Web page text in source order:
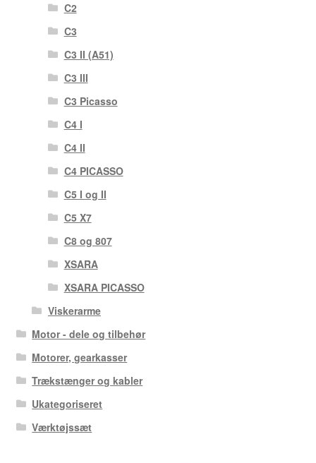
C2
C3
C3 II (A51)
C3 III
C3 Picasso
C4 I
C4 II
C4 PICASSO
C5 I og II
C5 X7
C8 og 807
XSARA
XSARA PICASSO
Viskerarme
Motor - dele og tilbehør
Motorer, gearkasser
Trækstænger og kabler
Ukategoriseret
Værktøjssæt